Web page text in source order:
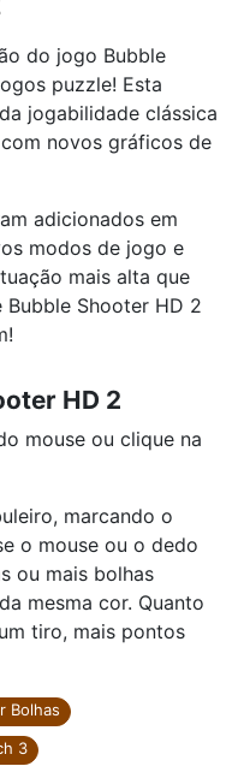
do jogo Bubble
puzzle! Esta
jogabilidade clássica
novos gráficos de
adicionados em
modos de jogo e
mais alta que
Shooter HD 2
HD 2
mouse ou clique na
marcando o
o mouse ou o dedo
ou mais bolhas
mesma cor. Quanto
tiro, mais pontos
Bolhas
3